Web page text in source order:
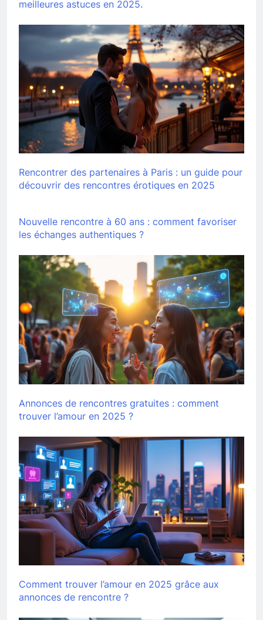
meilleures astuces en 2025.
Rencontrer des partenaires à Paris : un guide pour
découvrir des rencontres érotiques en 2025
Nouvelle rencontre à 60 ans : comment favoriser
les échanges authentiques ?
Annonces de rencontres gratuites : comment
trouver l’amour en 2025 ?
Comment trouver l’amour en 2025 grâce aux
annonces de rencontre ?